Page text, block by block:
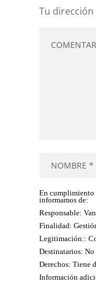
Tu
En cumplimiento
informamos de:
Responsable:
Finalidad:
Legitimación::
Destinatarios: No
Derechos: Tiene
Información